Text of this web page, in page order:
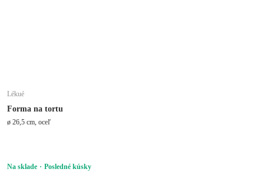
Lékué
Forma na tortu
ø 26,5 cm, oceľ
Na sklade Posledné kúsky